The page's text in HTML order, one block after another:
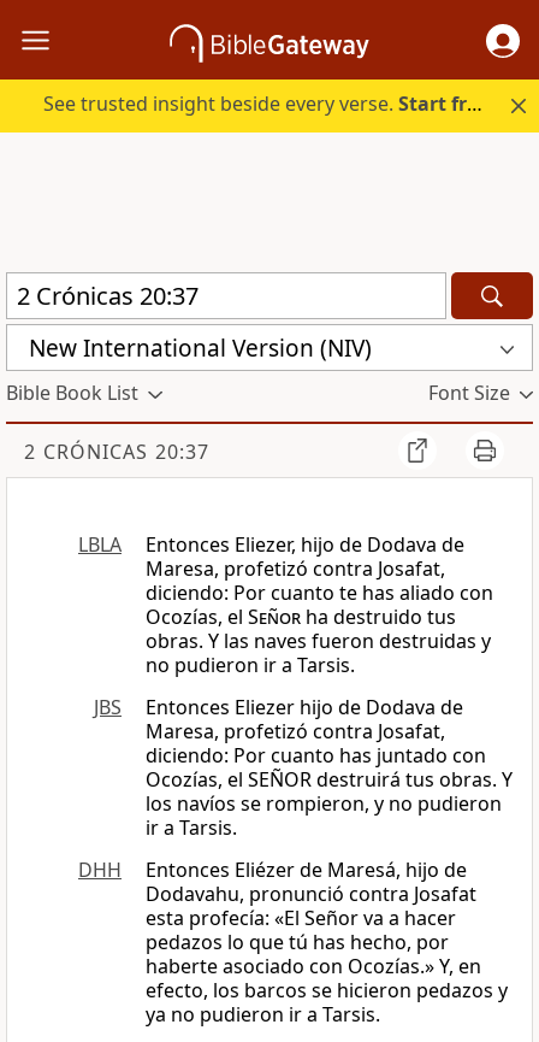
See trusted insight beside every verse.Start free.
New International Version (NIV)
Bible Book List Font Size
2 CRÓNICAS 20:37
LBLA
Entonces Eliezer, hijo de Dodava de
Maresa, profetizó contra Josafat,
diciendo: Por cuanto te has aliado con
Ocozías, el Señor ha destruido tus
obras. Y las naves fueron destruidas y
no pudieron ir a Tarsis.
JBS
Entonces Eliezer hijo de Dodava de
Maresa, profetizó contra Josafat,
diciendo: Por cuanto has juntado con
Ocozías, el SEÑOR destruirá tus obras. Y
los navíos se rompieron, y no pudieron
ir a Tarsis.
DHH
Entonces Eliézer de Maresá, hijo de
Dodavahu, pronunció contra Josafat
esta profecía: «El Señor va a hacer
pedazos lo que tú has hecho, por
haberte asociado con Ocozías.» Y, en
efecto, los barcos se hicieron pedazos y
ya no pudieron ir a Tarsis.